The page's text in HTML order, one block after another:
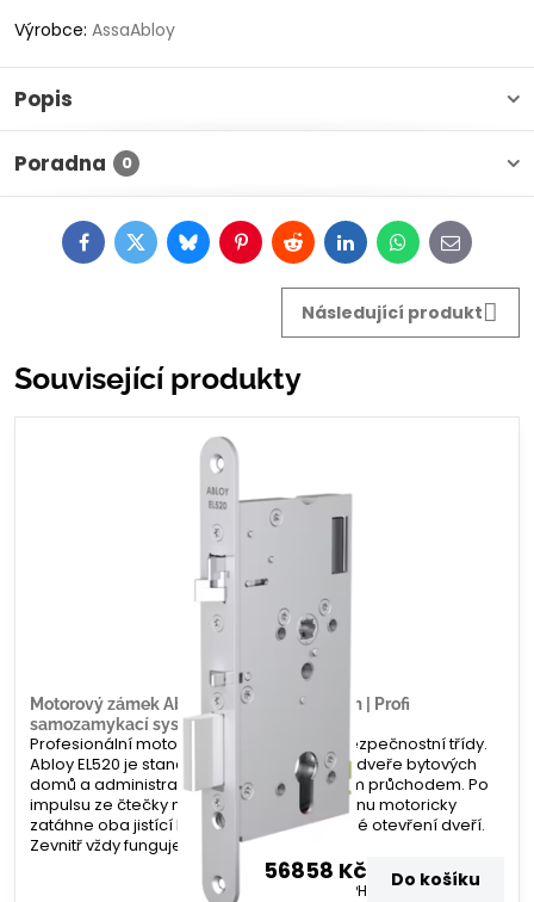
Výrobce: AssaAbloy
Popis
Poradna 0
FacebookTwitterBlueskyPinterestRedditLinkedInWhatsApp
E-
mail
Následující produkt
Související produkty
Motorový zámek Abloy EL520 – 60/20mm | Profi
samozamykací systém | Zamecky.cz
Profesionální motorový zámek nejvyšší bezpečnostní třídy.
Abloy EL520 je standardem pro vchodové dveře bytových
domů a administrativních budov s vysokým průchodem. Po
impulsu ze čtečky nebo domovního telefonu motoricky
zatáhne oba jistící body, čímž umožní volné otevření dveří.
Zevnitř vždy funguje paniková funkce.
56858 Kč
bez DPH Do košíku